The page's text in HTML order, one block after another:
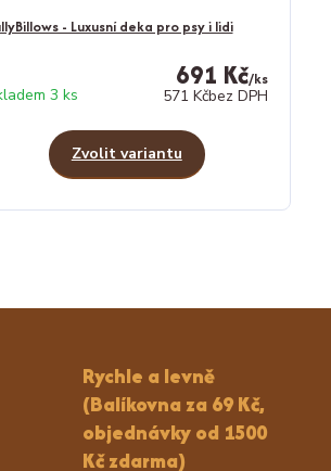
- Luxusní deka pro psy i lidi
691 Kč/ks
571 Kčbez DPH
3 ks
Zvolit variantu
Rychle a levně
(Balíkovna za 69 Kč,
objednávky od 1500
Kč zdarma)